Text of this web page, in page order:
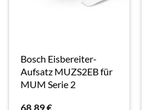
Bosch Eisbereiter-
Aufsatz MUZS2EB für
MUM Serie 2
68,89€